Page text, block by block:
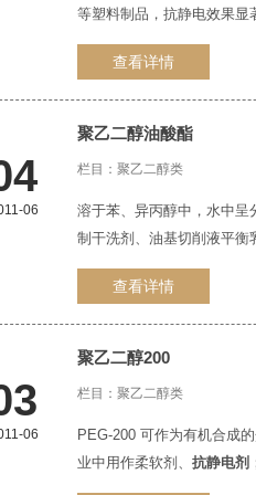
等塑料制品，抗静电效果显
查看详情
06
聚乙二醇油酸酯
栏目： 聚乙二醇类
溶于苯、异丙醇中，水中呈
制干洗剂、油基切削液平衡
查看详情
06
聚乙二醇200
栏目： 聚乙二醇类
PEG-200 可作为有机合成
业中用作柔软剂、 抗静电剂